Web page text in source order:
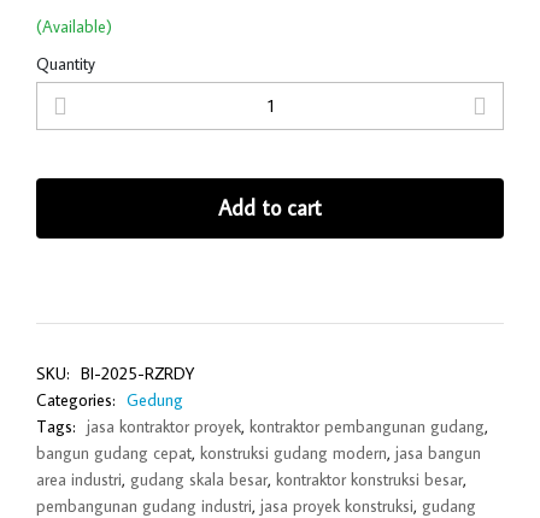
(Available)
Quantity
Add to cart
SKU: BI-2025-RZRDY
Categories: Gedung
Tags: jasa kontraktor proyek, kontraktor pembangunan gudang,
bangun gudang cepat, konstruksi gudang modern, jasa bangun
area industri, gudang skala besar, kontraktor konstruksi besar,
pembangunan gudang industri, jasa proyek konstruksi, gudang